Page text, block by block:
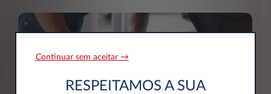
Continuar sem aceitar →
RESPEITAMOS A SUA